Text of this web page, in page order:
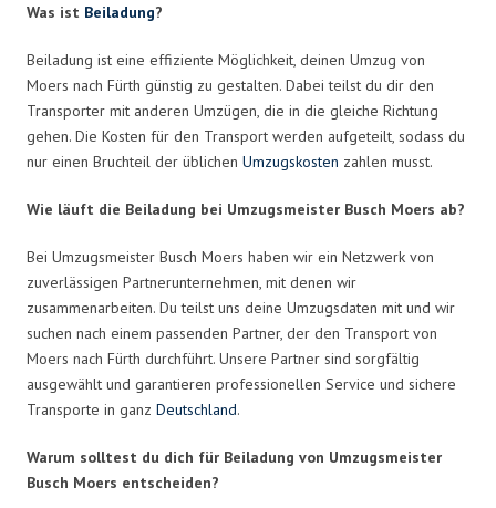
Was ist Beiladung?
Beiladung ist eine effiziente Möglichkeit, deinen Umzug von
Moers nach Fürth günstig zu gestalten. Dabei teilst du dir den
Transporter mit anderen Umzügen, die in die gleiche Richtung
gehen. Die Kosten für den Transport werden aufgeteilt, sodass du
nur einen Bruchteil der üblichen Umzugskosten zahlen musst.
Wie läuft die Beiladung bei Umzugsmeister Busch Moers ab?
Bei Umzugsmeister Busch Moers haben wir ein Netzwerk von
zuverlässigen Partnerunternehmen, mit denen wir
zusammenarbeiten. Du teilst uns deine Umzugsdaten mit und wir
suchen nach einem passenden Partner, der den Transport von
Moers nach Fürth durchführt. Unsere Partner sind sorgfältig
ausgewählt und garantieren professionellen Service und sichere
Transporte in ganz Deutschland.
Warum solltest du dich für Beiladung von Umzugsmeister
Busch Moers entscheiden?